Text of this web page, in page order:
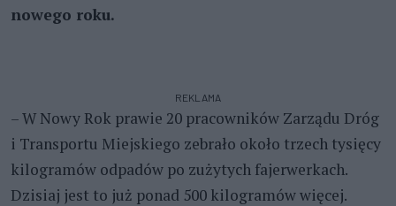
nowego roku.
REKLAMA
– W Nowy Rok prawie 20 pracowników Zarządu Dróg
i Transportu Miejskiego zebrało około trzech tysięcy
kilogramów odpadów po zużytych fajerwerkach.
Dzisiaj jest to już ponad 500 kilogramów więcej.